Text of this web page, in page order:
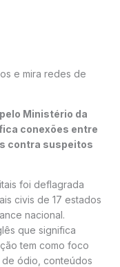
e mira redes de
Ministério da
conexões entre
contra suspeitos
foi deflagrada
civis de 17 estados
nacional.
que significa
tem como foco
de ódio, conteúdos